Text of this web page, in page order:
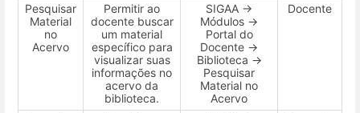
Pesquisar
Material
no
Acervo
Permitir ao
docente buscar
um material
específico para
visualizar suas
informações no
acervo da
biblioteca.
SIGAA →
Módulos →
Portal do
Docente →
Biblioteca →
Pesquisar
Material no
Acervo
Docente